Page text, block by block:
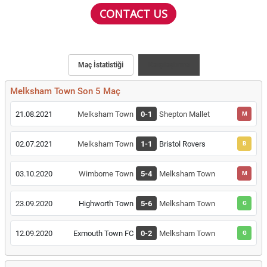
CONTACT US
Maç İstatistiği
Melksham Town Son 5 Maç
21.08.2021 Melksham Town 0-1 Shepton Mallet M
02.07.2021 Melksham Town 1-1 Bristol Rovers B
03.10.2020 Wimborne Town 5-4 Melksham Town M
23.09.2020 Highworth Town 5-6 Melksham Town G
12.09.2020 Exmouth Town FC 0-2 Melksham Town G